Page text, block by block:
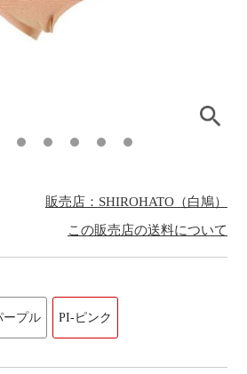
販売店：SHIROHATO（白鳩）
この販売店の送料について
ープル PI-ピンク